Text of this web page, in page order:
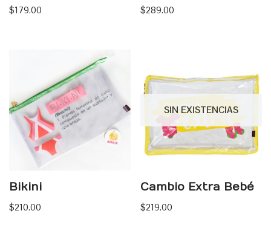
$179.00 $289.00
Bikini
$210.00
SIN EXISTENCIAS
Cambio Extra Bebé
$219.00